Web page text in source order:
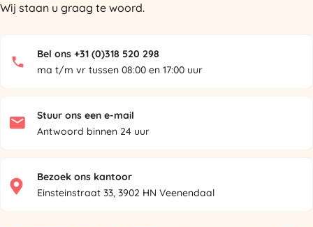
Wij staan u graag te woord.
Bel ons +31 (0)318 520 298
ma t/m vr tussen 08:00 en 17:00 uur
Stuur ons een e-mail
Antwoord binnen 24 uur
Bezoek ons kantoor
Einsteinstraat 33, 3902 HN Veenendaal